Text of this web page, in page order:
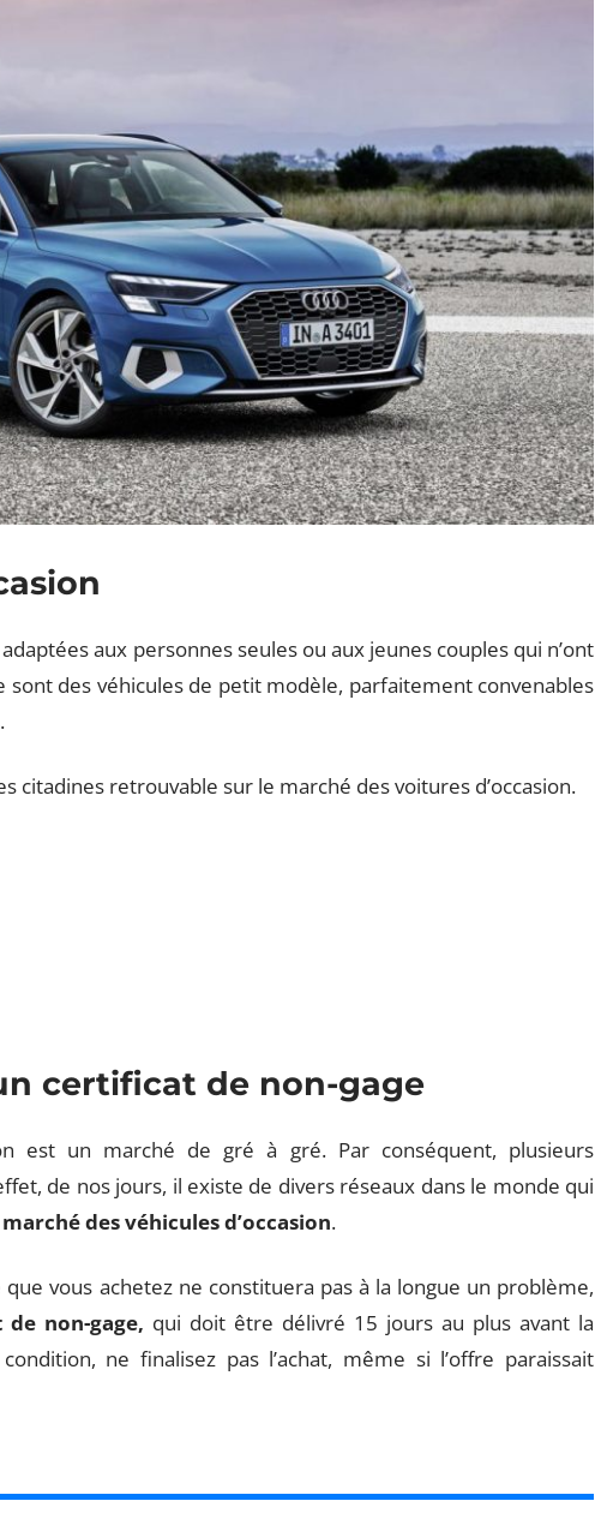
aux personnes seules ou aux jeunes couples qui n’ont
sont des véhicules de petit modèle, parfaitement convenables
citadines retrouvable sur le marché des voitures d’occasion.
certificat de non-gage
est un marché de gré à gré. Par conséquent, plusieurs
de nos jours, il existe de divers réseaux dans le monde qui
marché des véhicules d’occasion.
que vous achetez ne constituera pas à la longue un problème,
non-gage, qui doit être délivré 15 jours au plus avant la
ne finalisez pas l’achat, même si l’offre paraissait